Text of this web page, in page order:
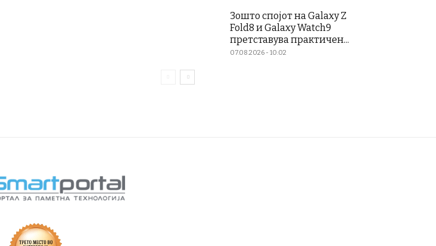
Зошто спојот на Galaxy Z
Fold8 и Galaxy Watch9
претставува практичен...
07.08.2026 - 10:02